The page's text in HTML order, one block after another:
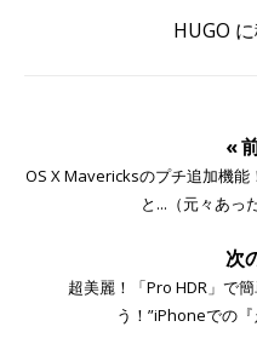
HUGO
«
OS X Mavericksのプチ追加機能
と...（元々あっ
次
超美麗！「Pro HDR」で
う！”iPhoneでの